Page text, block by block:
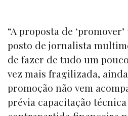
“A proposta de
posto de jornalista
de fazer de tudo um
vez mais fragilizada,
promoção não vem
prévia capacitação